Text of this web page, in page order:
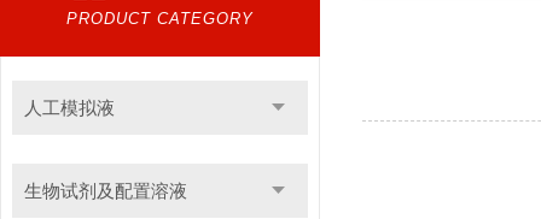
PRODUCT CATEGORY
人工模拟液
生物试剂及配置溶液